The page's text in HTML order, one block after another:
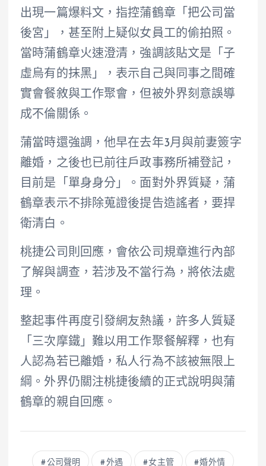
出現一篇爆料文，指控蒲鶴章「把公司當
後宮」，甚至附上疑似女員工的偷拍照。
當時蒲鶴章火速澄清，強調該貼文是「子
虛烏有的抹黑」，表示自己與同事之間確
實會餐敘與工作聚會，但被外界刻意誤導
成不倫關係。
蒲當時還強調，他早在去年3月與前妻簽字
離婚，之後也已前往戶政事務所補登記，
目前是「單身身分」。面對外界質疑，蒲
鶴章表示不排除蒐證後提告造謠者，要捍
衛清白。
桃捷公司則回應，會依公司規章進行內部
了解與調查，若涉及不當行為，將依法處
理。
整起事件再度引發網友熱議，許多人質疑
「三次摩鐵」難以用工作聚餐解釋，也有
人認為若已離婚，私人行為不該被無限上
綱。外界仍關注桃捷後續的正式說明與蒲
鶴章的親自回應。
公司聲明 外遇 女主管 婚外情